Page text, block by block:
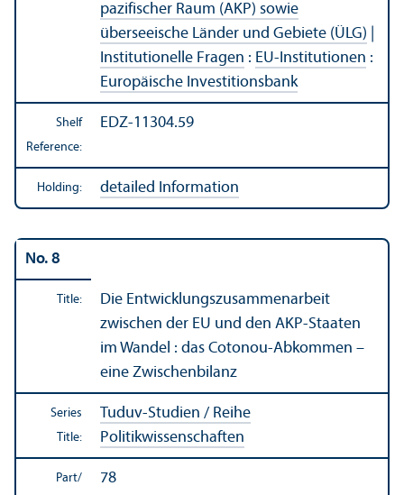
pazifischer Raum (AKP) sowie
überseeische Länder und Gebiete (ÜLG)
Institutionelle Fragen : EU-Institutionen :
Europäische Investitionsbank
Shelf
Reference:
EDZ-11304.59
Holding: detailed Information
No. 8
Title:
Die Entwicklungszusammenarbeit
zwischen der EU und den AKP-Staaten
im Wandel : das Cotonou-Abkommen –
eine Zwischenbilanz
Series
Title:
Tuduv-Studien / Reihe
Politikwissenschaften
Part/
78